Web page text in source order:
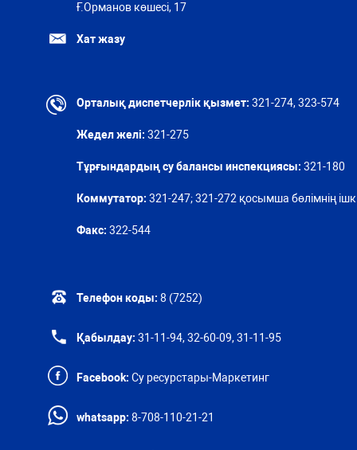
Ғ.Орманов көшесі, 17
Хат жазу
Орталық диспетчерлік қызмет: 321-274, 323-574
Жедел желі: 321-275
Тұрғындардың су балансы инспекциясы: 321-180
Коммутатор: 321-247; 321-272 қосымша бөлімнің ішкі
Факс: 322-544
Телефон коды: 8 (7252)
Қабылдау: 31-11-94, 32-60-09, 31-11-95
Facebook: Су ресурстары-Маркетинг
whatsapp: 8-708-110-21-21